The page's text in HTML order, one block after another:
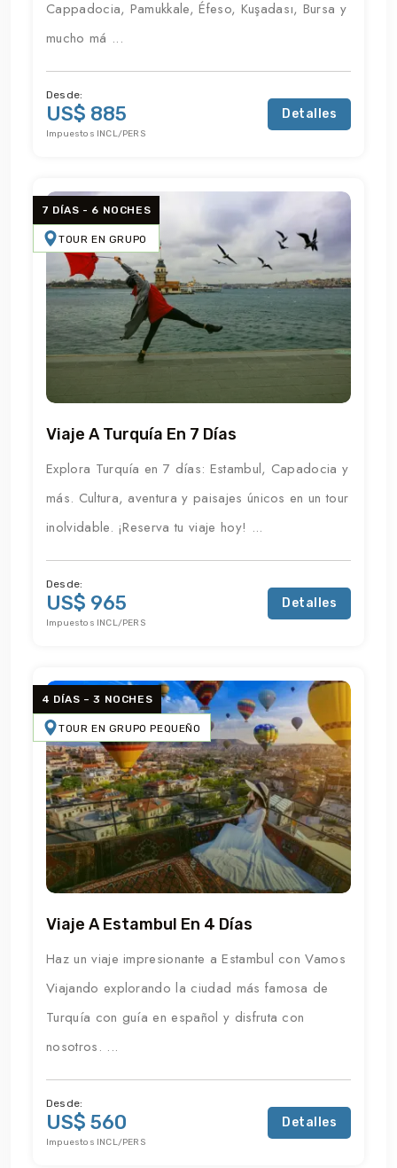
Cappadocia, Pamukkale, Éfeso, Kuşadası, Bursa y
mucho má ...
Desde:
US$ 885
Impuestos INCL/PERS
Detalles
7 DÍAS - 6 NOCHES
TOUR EN GRUPO
Viaje A Turquía En 7 Días
Explora Turquía en 7 días: Estambul, Capadocia y
más. Cultura, aventura y paisajes únicos en un tour
inolvidable. ¡Reserva tu viaje hoy! ...
Desde:
US$ 965
Impuestos INCL/PERS
Detalles
4 DÍAS – 3 NOCHES
TOUR EN GRUPO PEQUEÑO
Viaje A Estambul En 4 Días
Haz un viaje impresionante a Estambul con Vamos
Viajando explorando la ciudad más famosa de
Turquía con guía en español y disfruta con
nosotros. ...
Desde:
US$ 560
Impuestos INCL/PERS
Detalles